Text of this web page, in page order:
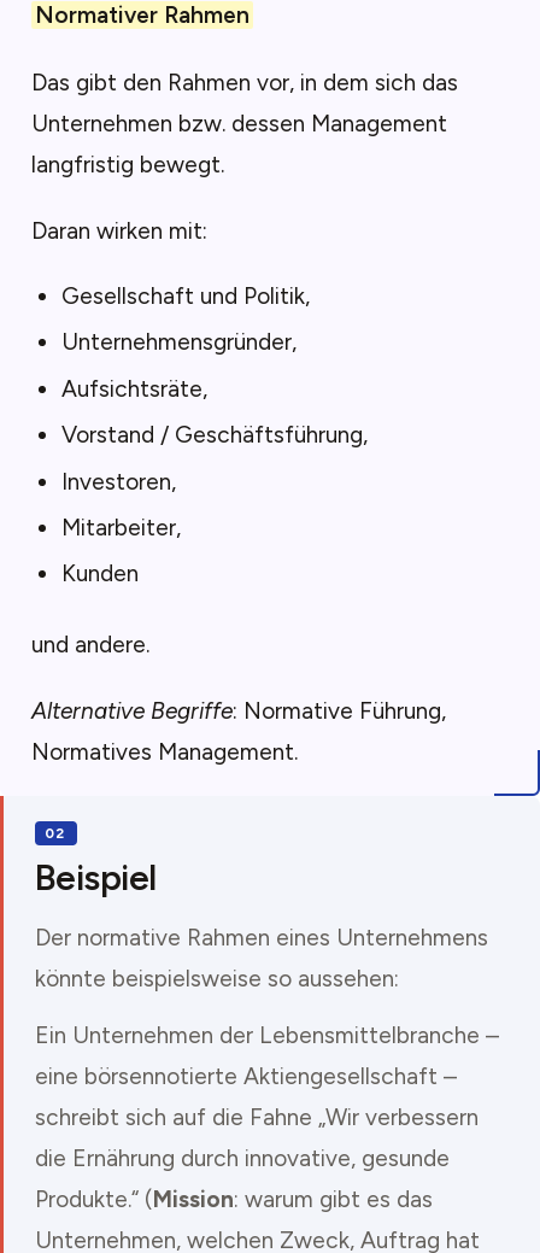
Normativer Rahmen
Das gibt den Rahmen vor, in dem sich das
Unternehmen bzw. dessen Management
langfristig bewegt.
Daran wirken mit:
Gesellschaft und Politik,
Unternehmensgründer,
Aufsichtsräte,
Vorstand / Geschäftsführung,
Investoren,
Mitarbeiter,
Kunden
und andere.
Alternative Begriffe: Normative Führung,
Normatives Management.
Beispiel
Der normative Rahmen eines Unternehmens
könnte beispielsweise so aussehen:
Ein Unternehmen der Lebensmittelbranche –
eine börsennotierte Aktiengesellschaft –
schreibt sich auf die Fahne „Wir verbessern
die Ernährung durch innovative, gesunde
Produkte.“ (Mission: warum gibt es das
Unternehmen, welchen Zweck, Auftrag hat